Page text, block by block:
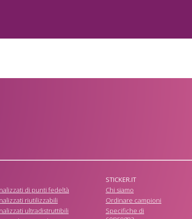
di punti fedeltà
riutilizzabili
ultradistruttibili
STICKER.IT
Chi siamo
Ordinare campioni
Specifiche di